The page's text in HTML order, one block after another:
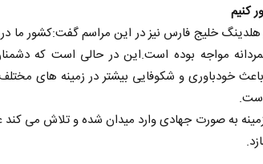
کنیم
خلیج فارس نیز در این مراسم گفت:کشور ما
مواجه بوده است.این در حالی است که
خودباوری و شکوفایی بیشتر در زمینه های
به صورت جهادی وارد میدان شده و تلاش می کند